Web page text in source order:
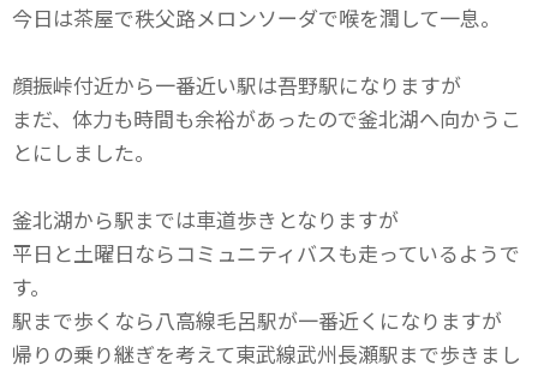
今日は茶屋で秩父路メロンソーダで喉を潤して一息。
顔振峠付近から一番近い駅は吾野駅になりますが
まだ、体力も時間も余裕があったので釜北湖へ向かうこ
とにしました。
釜北湖から駅までは車道歩きとなりますが
平日と土曜日ならコミュニティバスも走っているようで
す。
駅まで歩くなら八高線毛呂駅が一番近くになりますが
帰りの乗り継ぎを考えて東武線武州長瀬駅まで歩きまし